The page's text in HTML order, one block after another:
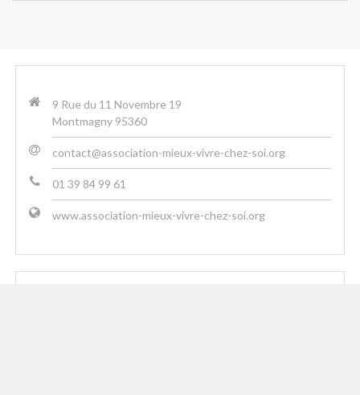
9 Rue du 11 Novembre 19
Montmagny 95360
contact@association-mieux-vivre-chez-soi.org
01 39 84 99 61
www.association-mieux-vivre-chez-soi.org